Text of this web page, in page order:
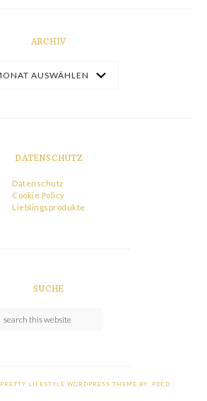
ARCHIV
DATENSCHUTZ
Datenschutz
Cookie Policy
Lieblingsprodukte
SUCHE
PRETTY LIFESTYLE WORDPRESS THEME BY: PDCD